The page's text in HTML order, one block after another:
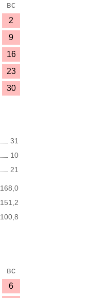
вс
2
9
16
23
30
31
10
21
168,0
151,2
100,8
вс
6